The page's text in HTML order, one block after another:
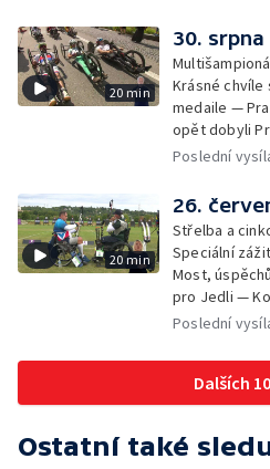
20 min
30. srpna
Krásné chvíle
medaile —
opět dobyli
Parastřípky
Poslední
20 min
26.
Střelba a
Speciální
Most,
pro Jedli —
Parastřípky
Poslední
Dalších
Ostatní také